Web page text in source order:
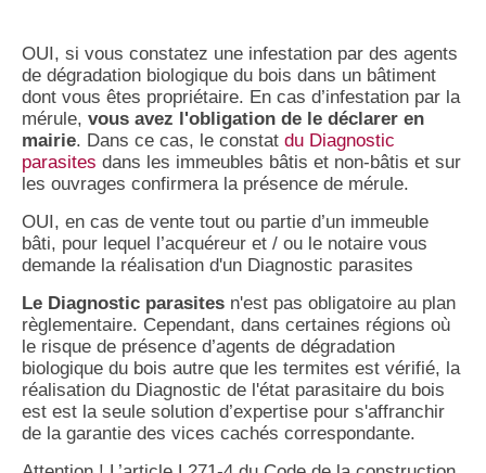
OUI, si vous constatez une infestation par des agents
de dégradation biologique du bois dans un bâtiment
dont vous êtes propriétaire. En cas d’infestation par la
mérule, vous avez l'obligation de le déclarer en
mairie. Dans ce cas, le constat du Diagnostic
parasites dans les immeubles bâtis et non-bâtis et sur
les ouvrages confirmera la présence de mérule.
OUI, en cas de vente tout ou partie d’un immeuble
bâti, pour lequel l’acquéreur et / ou le notaire vous
demande la réalisation d'un Diagnostic parasites
Le Diagnostic parasites n'est pas obligatoire au plan
règlementaire. Cependant, dans certaines régions où
le risque de présence d’agents de dégradation
biologique du bois autre que les termites est vérifié, la
réalisation du Diagnostic de l'état parasitaire du bois
est est la seule solution d’expertise pour s'affranchir
de la garantie des vices cachés correspondante.